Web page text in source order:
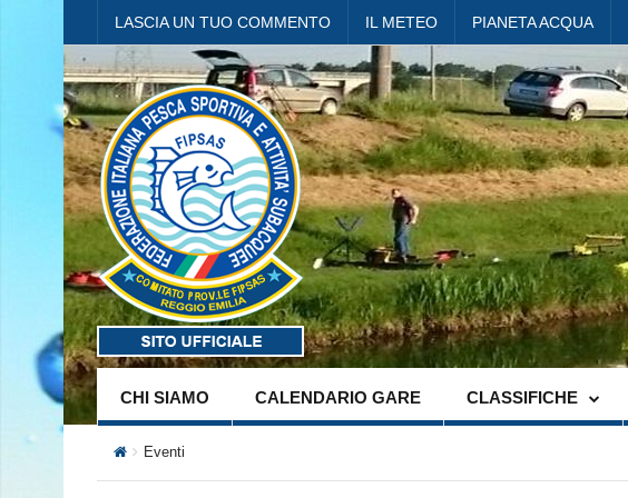
LASCIA UN TUO COMMENTO IL METEO PIANETA ACQUA
CHI SIAMO CALENDARIO GARE CLASSIFICHE
Eventi